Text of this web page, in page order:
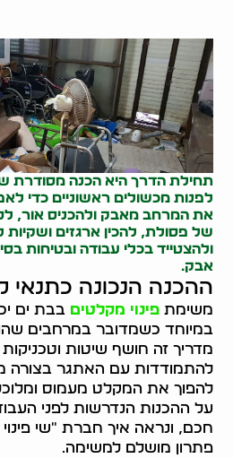
תחילת הדרך היא הכנה מסודרת
לפנות מכשולים ראשוניים כדי
את המרחב מאבק ולהכניס אור,
של פסולת, להכין ארגזים ושקיות
ולהצטייד בכלי עבודה ובטיחות
אבק.
ההכנה הנכונה כתנאי
משימתפינוי מקלטים בבת ים
במיוחד כשמדובר במרחבים
מדריך זה חושף שיטות וטכניקות
להתמודדות עם האתגר בצורה
להפוך את המקלט מעמוס
על ההכנות הנדרשות לפני
חכם, ונראה איך חברת "שי פינוי
פתרון מושלם למשימה.